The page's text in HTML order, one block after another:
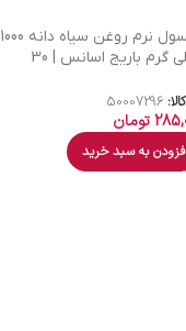
کپسول نرم روغن سیاه دانه 1000
میلی گرم باریج اسانس | 30
50007296
تومان
به سبد خرید